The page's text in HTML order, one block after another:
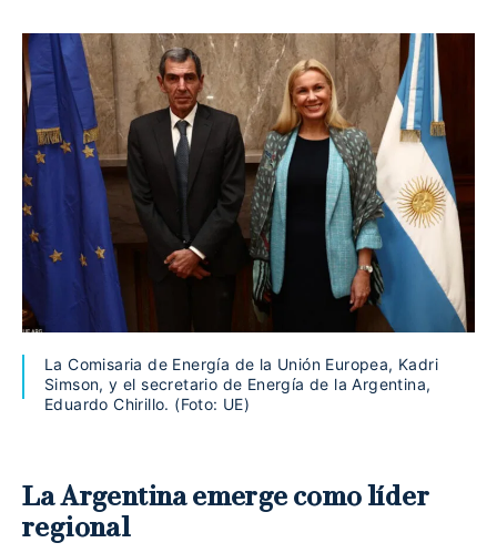
La Comisaria de Energía de la Unión Europea, Kadri
Simson, y el secretario de Energía de la Argentina,
Eduardo Chirillo. (Foto: UE)
La Argentina emerge como líder
regional